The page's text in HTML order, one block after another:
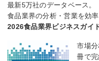
最新5万社のデータベース。
食品業界の分析・営業を効
2026食品業界ビジネスガイ
市場
冊で完